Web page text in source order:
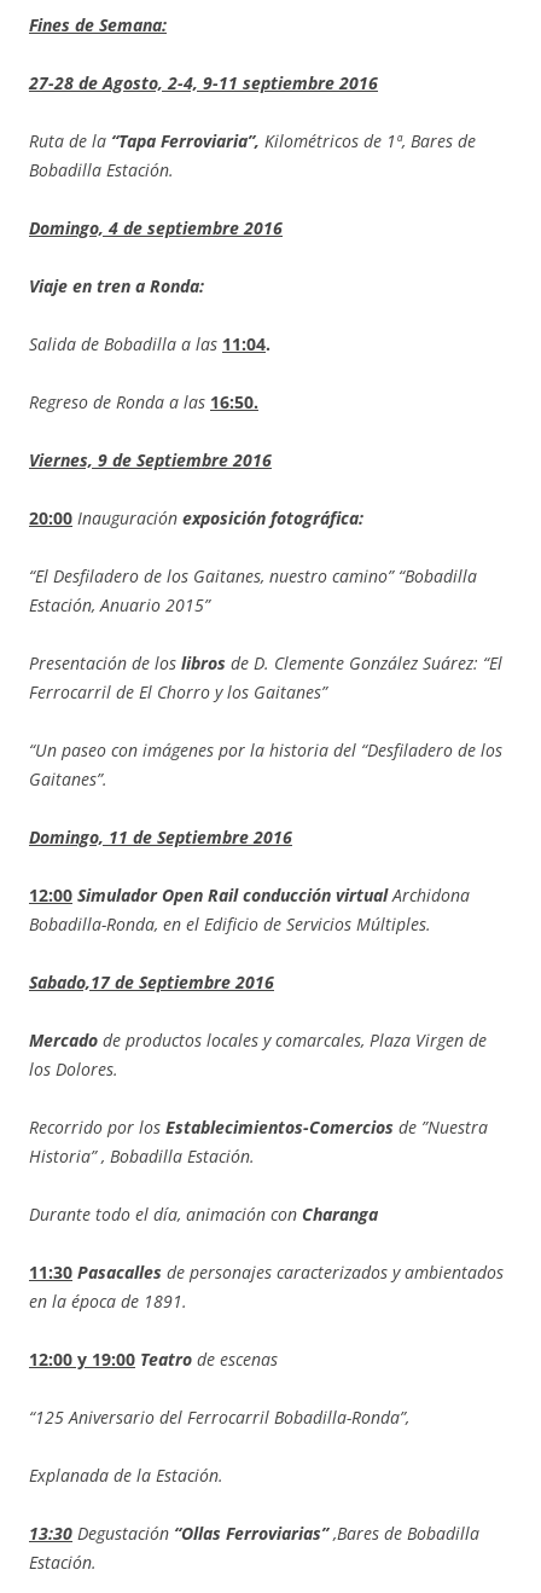
Fines de Semana:
27-28 de Agosto, 2-4, 9-11 septiembre 2016
Ruta de la “Tapa Ferroviaria”, Kilométricos de 1ª, Bares de
Bobadilla Estación.
Domingo, 4 de septiembre 2016
Viaje en tren a Ronda:
Salida de Bobadilla a las 11:04.
Regreso de Ronda a las 16:50.
Viernes, 9 de Septiembre 2016
20:00 Inauguración exposición fotográfica:
“El Desfiladero de los Gaitanes, nuestro camino” “Bobadilla
Estación, Anuario 2015”
Presentación de los libros de D. Clemente González Suárez: “El
Ferrocarril de El Chorro y los Gaitanes”
“Un paseo con imágenes por la historia del “Desfiladero de los
Gaitanes”.
Domingo, 11 de Septiembre 2016
12:00 Simulador Open Rail conducción virtualArchidona
Bobadilla-Ronda, en el Edificio de Servicios Múltiples.
Sabado,17 de Septiembre 2016
Mercado de productos locales y comarcales, Plaza Virgen de
los Dolores.
Recorrido por los Establecimientos-Comercios de ”Nuestra
Historia” , Bobadilla Estación.
Durante todo el día, animación con Charanga
11:30 Pasacalles de personajes caracterizados y ambientados
en la época de 1891.
12:00 y 19:00 Teatro de escenas
“125 Aniversario del Ferrocarril Bobadilla-Ronda”,
Explanada de la Estación.
13:30 Degustación “Ollas Ferroviarias”,Bares de Bobadilla
Estación.